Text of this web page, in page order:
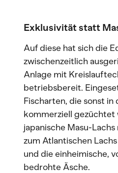
Exklusivität statt
Auf diese hat sich die
zwischenzeitlich
Anlage mit
betriebsbereit.
Fischarten, die sonst in
kommerziell gezüchtet
japanische Masu-
zum Atlantischen
und die einheimische,
bedrohte Äsche.